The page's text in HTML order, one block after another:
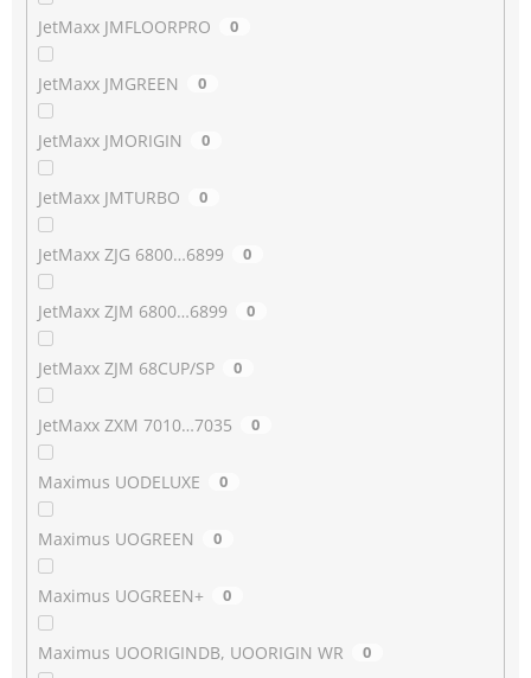
JetMaxx JMFLOORPRO 0
JetMaxx JMGREEN 0
JetMaxx JMORIGIN 0
JetMaxx JMTURBO 0
JetMaxx ZJG 6800…6899 0
JetMaxx ZJM 6800…6899 0
JetMaxx ZJM 68CUP/SP 0
JetMaxx ZXM 7010…7035 0
Maximus UODELUXE 0
Maximus UOGREEN 0
Maximus UOGREEN+ 0
Maximus UOORIGINDB, UOORIGIN WR 0